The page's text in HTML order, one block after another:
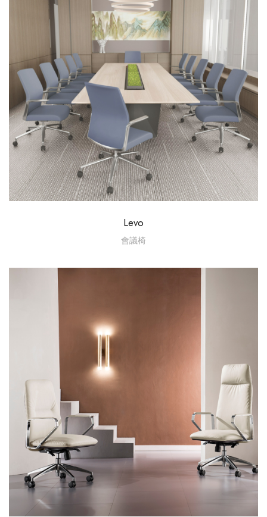
Levo
會議椅